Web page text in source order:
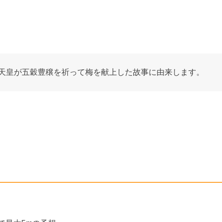
が五穀豊穣を祈って梅を献上した故事に由来します。